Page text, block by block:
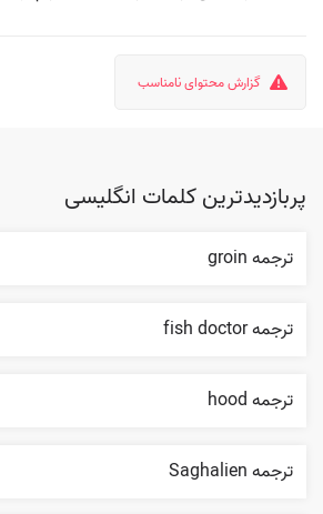
گزارش محتوای نامناسب
پربازدیدترین کلمات انگلیسی
ترجمه groin
ترجمه fish doctor
ترجمه hood
ترجمه Saghalien